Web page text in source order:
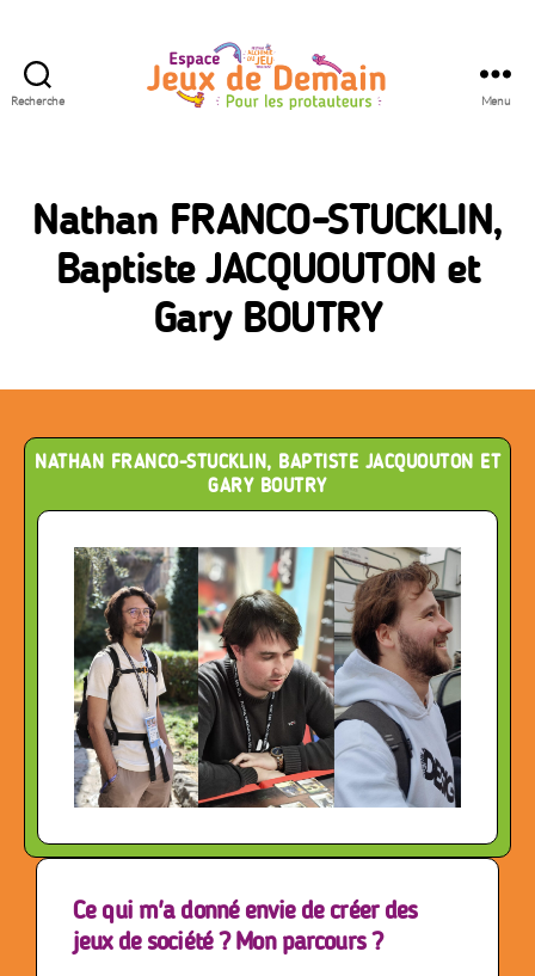
Recherche
Demain
Menu
Nathan FRANCO-STUCKLIN,
Baptiste JACQUOUTON et
Gary BOUTRY
NATHAN FRANCO-STUCKLIN, BAPTISTE JACQUOUTON ET
GARY BOUTRY
Ce qui m'a donné envie de créer des
jeux de société ? Mon parcours ?